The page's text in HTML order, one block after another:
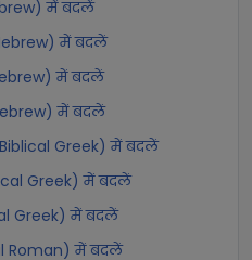
में बदलें
में बदलें
में बदलें
में बदलें
Greek) में बदलें
Greek) में बदलें
Greek) में बदलें
Roman) में बदलें